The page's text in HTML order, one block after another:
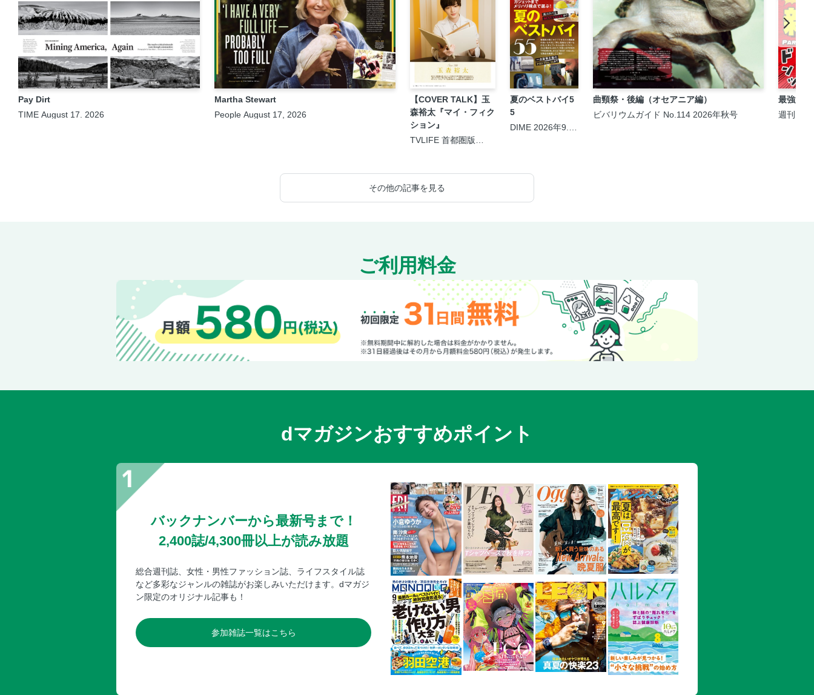
Pay Dirt
TIME August 17. 2026
Martha Stewart
People August 17, 2026
【COVER TALK】玉
森裕太『マイ・フィク
ション』
TVLIFE 首都圏版
夏のベストバイ5
5
DIME 2026年9.5
曲頸祭・後編（オセアニア編）
ビバリウムガイド No.114 2026年秋号
最強漫
週刊
その他の記事を見る
ご利用料金
dマガジンおすすめポイント
バックナンバーから最新号まで！
2,400誌/4,300冊以上が読み放題
総合週刊誌、女性・男性ファッション誌、ライフスタイル誌
など多彩なジャンルの雑誌がお楽しみいただけます。dマガジ
ン限定のオリジナル記事も！
参加雑誌一覧はこちら